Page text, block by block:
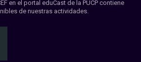
en el portal eduCast de la PUCP contiene
de nuestras actividades.